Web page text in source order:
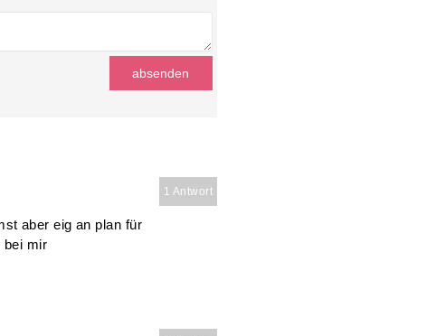
1 Antwort
aber eig an plan für
bei mir